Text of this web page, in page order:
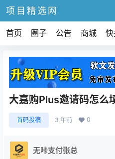
项目精选网
首页 圈子 公告 商城 快
大嘉购Plus邀请码怎么
首码投稿 3 年前 0
无咔支付张总